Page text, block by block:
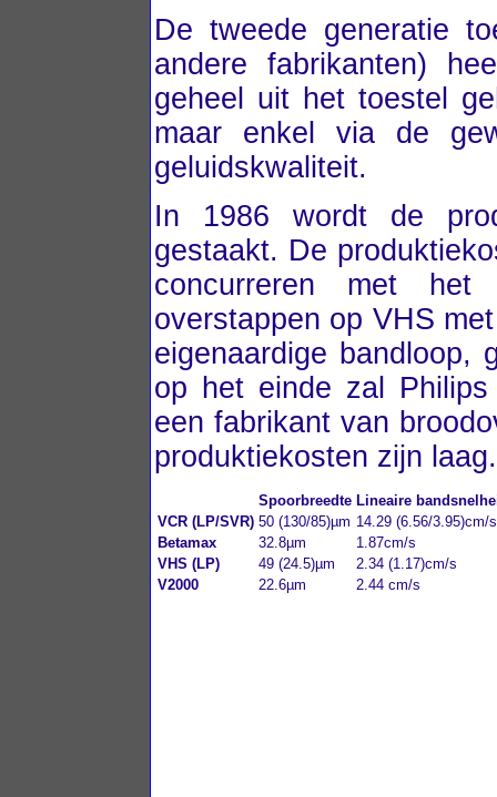
De tweede generatie
andere fabrikanten)
geheel uit het toestel
maar enkel via de
geluidskwaliteit.
In 1986 wordt de
gestaakt. De
concurreren met
overstappen op VHS
eigenaardige bandloop,
op het einde zal
een fabrikant van
produktiekosten zijn laag.
Spoorbreedte Lineaire
VCR (LP/SVR) 50 (130/85)µm 14.29 (6.56/3.95)cm/s
Betamax
32.8µm
1.87cm/s
VHS (LP)
49 (24.5)µm
2.34 (1.17)cm/s
V2000
22.6µm 2.44 cm/s